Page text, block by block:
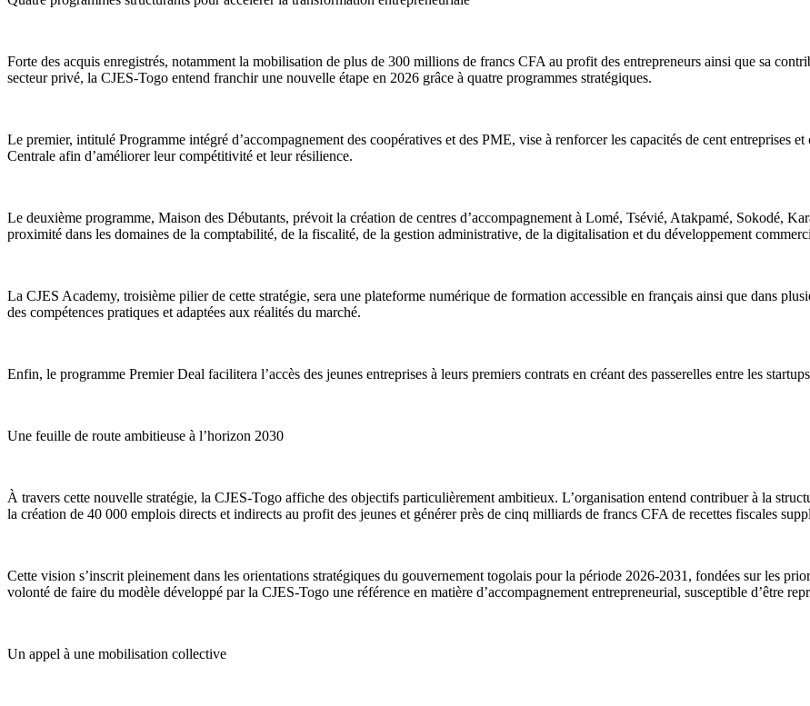
Forte des acquis enregistrés, notamment la mobilisation de plus de 300 millions de francs CFA au profit des entrepreneurs ainsi que sa
secteur privé, la CJES-Togo entend franchir une nouvelle étape en 2026 grâce à quatre programmes stratégiques.
Le premier, intitulé Programme intégré d’accompagnement des coopératives et des PME, vise à renforcer les capacités de cent entreprises
Centrale afin d’améliorer leur compétitivité et leur résilience.
Le deuxième programme, Maison des Débutants, prévoit la création de centres d’accompagnement à Lomé, Tsévié, Atakpamé, Sokodé,
proximité dans les domaines de la comptabilité, de la fiscalité, de la gestion administrative, de la digitalisation et du développement
La CJES Academy, troisième pilier de cette stratégie, sera une plateforme numérique de formation accessible en français ainsi que dans
des compétences pratiques et adaptées aux réalités du marché.
Enfin, le programme Premier Deal facilitera l’accès des jeunes entreprises à leurs premiers contrats en créant des passerelles entre les
Une feuille de route ambitieuse à l’horizon 2030
À travers cette nouvelle stratégie, la CJES-Togo affiche des objectifs particulièrement ambitieux. L’organisation entend contribuer à la
la création de 40 000 emplois directs et indirects au profit des jeunes et générer près de cinq milliards de francs CFA de recettes fiscales
Cette vision s’inscrit pleinement dans les orientations stratégiques du gouvernement togolais pour la période 2026-2031, fondées sur les
volonté de faire du modèle développé par la CJES-Togo une référence en matière d’accompagnement entrepreneurial, susceptible d’être
Un appel à une mobilisation collective